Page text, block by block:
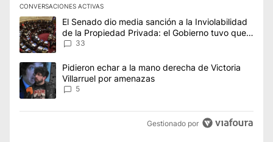
CONVERSACIONES ACTIVAS
Este listado muestra los artículos con más comentarios en los
Un artículo de tendencia con el título "El Senado dio media
El Senado dio media sanción a la Inviolabilidad
de la Propiedad Privada: el Gobierno tuvo que
ceder en la Ley del Manejo del Fuego
33
Un artículo de tendencia con el título "Pidieron echar a la
Pidieron echar a la mano derecha de Victoria
Villarruel por amenazas
5
Gestionado por